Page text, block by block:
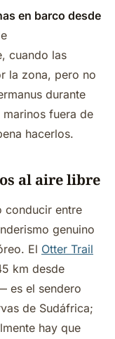
en barco desde
cuando las
la zona, pero no
durante
fuera de
hacerlos.
al aire libre
conducir entre
genuino
El Otter Trail
km desde
es el sendero
de Sudáfrica;
hay que